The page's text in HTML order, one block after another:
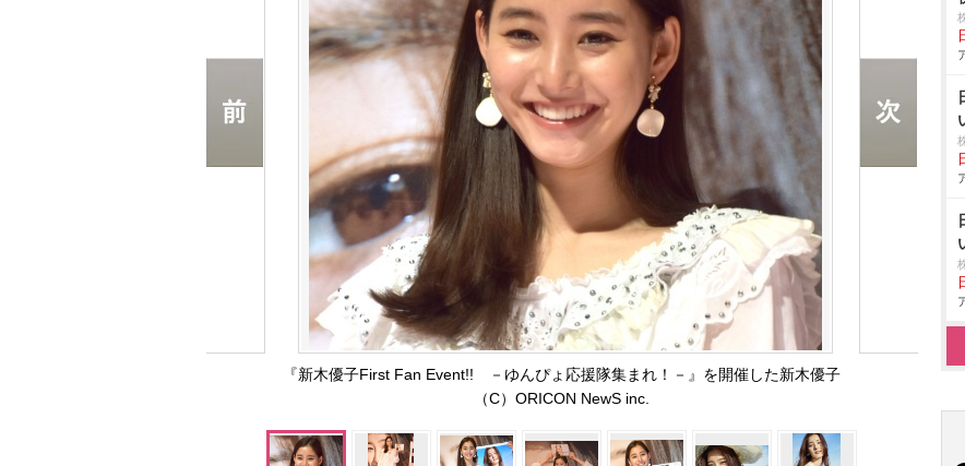
『新木優子First Fan Event!! －ゆんぴょ応援隊集まれ！－』を開催した新木優子
（C）ORICON NewS inc.